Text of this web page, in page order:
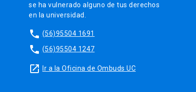
se ha vulnerado alguno de tus derechos
en la universidad.
phone (56)95504 1691
phone (56)95504 1247
launch Ir a la Oficina de Ombuds UC